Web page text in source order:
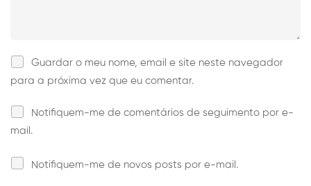
Guardar o meu nome, email e site neste navegador
para a próxima vez que eu comentar.
Notifiquem-me de comentários de seguimento por e-
mail.
Notifiquem-me de novos posts por e-mail.